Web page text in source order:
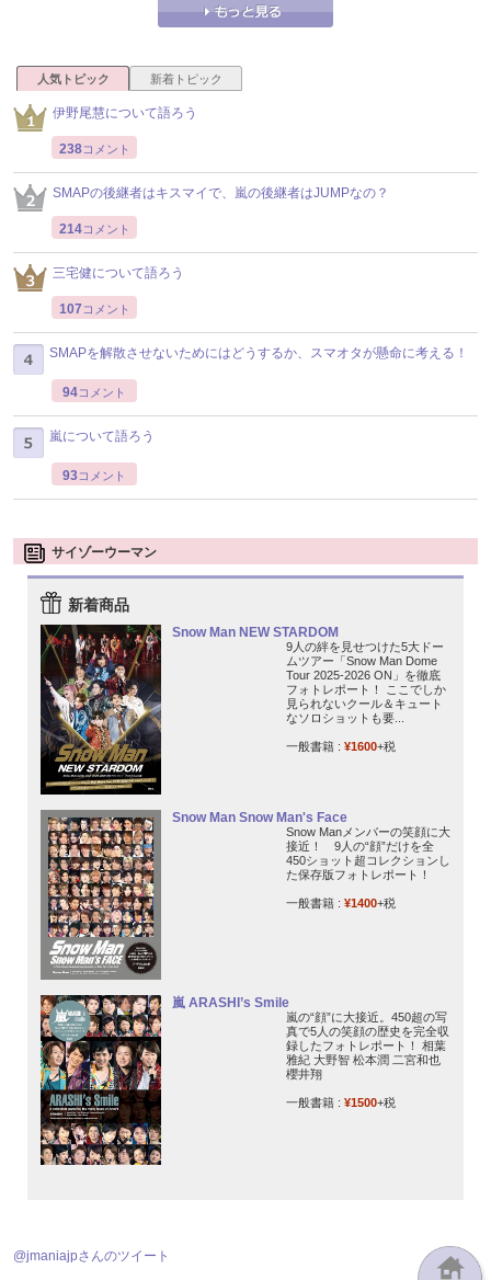
人気トピック 新着トピック
伊野尾慧について語ろう
238コメント
SMAPの後継者はキスマイで、嵐の後継者はJUMPなの？
214コメント
三宅健について語ろう
107 コメント
SMAPを解散させないためにはどうするか、スマオタが懸命に考える！
94コメント
嵐について語ろう
93コメント
サイゾーウーマン
新着商品
Snow Man NEW STARDOM
9人の絆を見せつけた5大ドー
ムツアー「Snow Man Dome
Tour 2025-2026 ON」を徹底
フォトレポート！ ここでしか
見られないクール＆キュート
なソロショットも要...
一般書籍 : ¥1600+税
Snow Man Snow Man's Face
Snow Manメンバーの笑顔に大
接近！ 9人の“顔”だけを全
450ショット超コレクションし
た保存版フォトレポート！
一般書籍 : ¥1400+税
嵐 ARASHI’s Smile
嵐の“顔”に大接近。450超の写
真で5人の笑顔の歴史を完全収
録したフォトレポート！ 相葉
雅紀 大野智 松本潤 二宮和也
櫻井翔
一般書籍 : ¥1500+税
@jmaniajpさんのツイート